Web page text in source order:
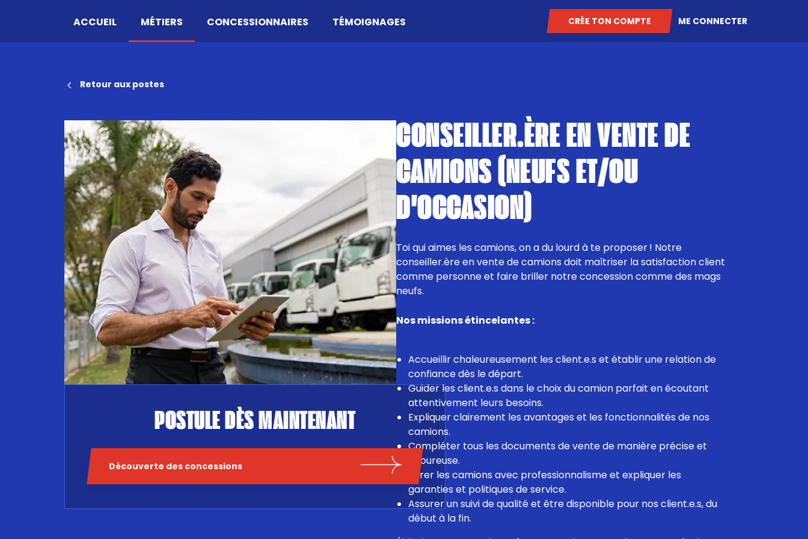
ACCUEIL MÉTIERS CONCESSIONNAIRES TÉMOIGNAGES CRÉE TON COMPTE ME CONNECTER
Retour aux postes
POSTULE DÈS MAINTENANT
Découverte des concessions
CONSEILLER.ÈRE EN VENTE DE
CAMIONS (NEUFS ET/OU
D'OCCASION)
Toi qui aimes les camions, on a du lourd à te proposer ! Notre
conseiller.ère en vente de camions doit maîtriser la satisfaction client
comme personne et faire briller notre concession comme des mags
neufs.
Nos missions étincelantes :
Accueillir chaleureusement les client.e.s et établir une relation de
confiance dès le départ.
Guider les client.e.s dans le choix du camion parfait en écoutant
attentivement leurs besoins.
Expliquer clairement les avantages et les fonctionnalités de nos
camions.
Compléter tous les documents de vente de manière précise et
rigoureuse.
Livrer les camions avec professionnalisme et expliquer les
garanties et politiques de service.
Assurer un suivi de qualité et être disponible pour nos client.e.s, du
début à la fin.